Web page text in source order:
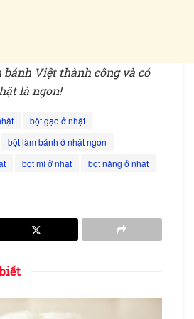
bánh Việt thành công và có
là ngon!
bột gạo ở nhật
bột làm bánh ở nhật ngon
bột mì ở nhật
bột năng ở nhật